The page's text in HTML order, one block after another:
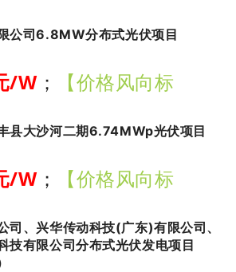
公司6.8MW分布式光伏项目
/W ；
【价格风向标
县大沙河二期6.74MWp光伏项目
/W ；
【价格风向标
司、兴华传动科技(广东)有限公司、
技有限公司分布式光伏发电项目